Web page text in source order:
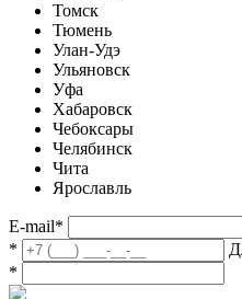
Томск
Тюмень
Улан-Удэ
Ульяновск
Уфа
Хабаровск
Чебоксары
Челябинск
Чита
Ярославль
E-mail*
*
*